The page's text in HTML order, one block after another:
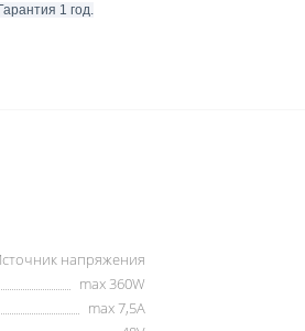
1 год.
напряжения
max 360W
max 7,5А